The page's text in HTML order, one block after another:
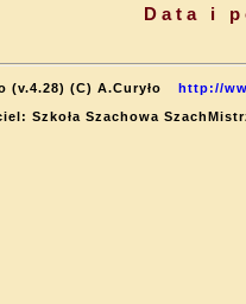
Data i
(v.4.28) (C) A.Curyło
http://
Szkoła Szachowa